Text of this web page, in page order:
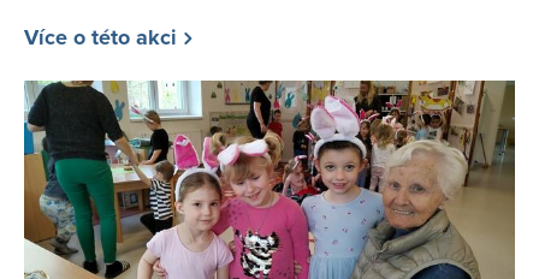
Více o této akci